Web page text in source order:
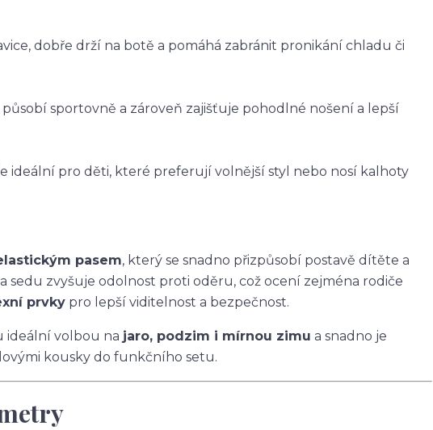
dobře drží na botě a pomáhá zabránit pronikání chladu či
sportovně a zároveň zajišťuje pohodlné nošení a lepší
ideální pro děti, které preferují volnější styl nebo nosí kalhoty
pasem, který se snadno přizpůsobí postavě dítěte a
sedu zvyšuje odolnost proti oděru, což ocení zejména rodiče
prvky pro lepší viditelnost a bezpečnost.
ideální volbou na jaro, podzim i mírnou zimu a snadno je
kousky do funkčního setu.